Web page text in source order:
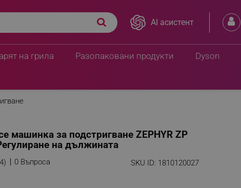
AI асистент 
на грила Разопаковани продукти Dyson
машинка за подстригване ZEPHYR ZP
на дължината
SKU ID: 1810120027
0 Въпроса